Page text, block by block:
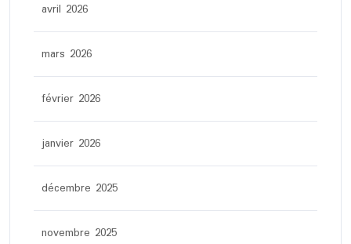
avril 2026
mars 2026
février 2026
janvier 2026
décembre 2025
novembre 2025